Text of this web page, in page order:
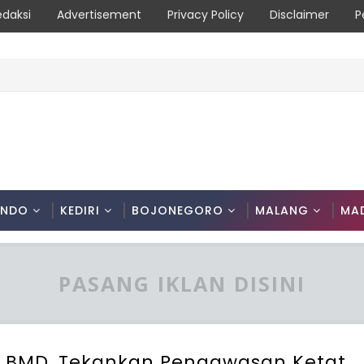
Advertisement Privacy Policy Disclaimer
KEDIRI BOJONEGORO MALANG
PASANG IKLAN DISINI